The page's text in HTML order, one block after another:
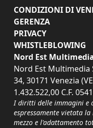
CONDIZIONI DI
GERENZA
PRIVACY
WHISTLEBLOWING
Nord Est
Nord Est Multimedia
34, 30171 Venezia
1.432.522,00 C.F.
I diritti delle immagini e
espressamente vietata
mezzo e l'adattamento